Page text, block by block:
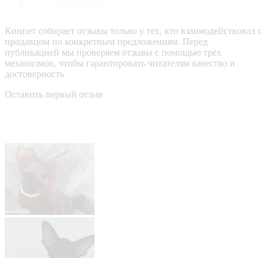
Кинпет собирает отзывы только у тех, кто взаимодействовал с
продавцом по конкретным предложениям. Перед
публикацией мы проверяем отзывы с помощью трёх
механизмов, чтобы гарантировать читателям качество и
достоверность
Оставить первый отзыв